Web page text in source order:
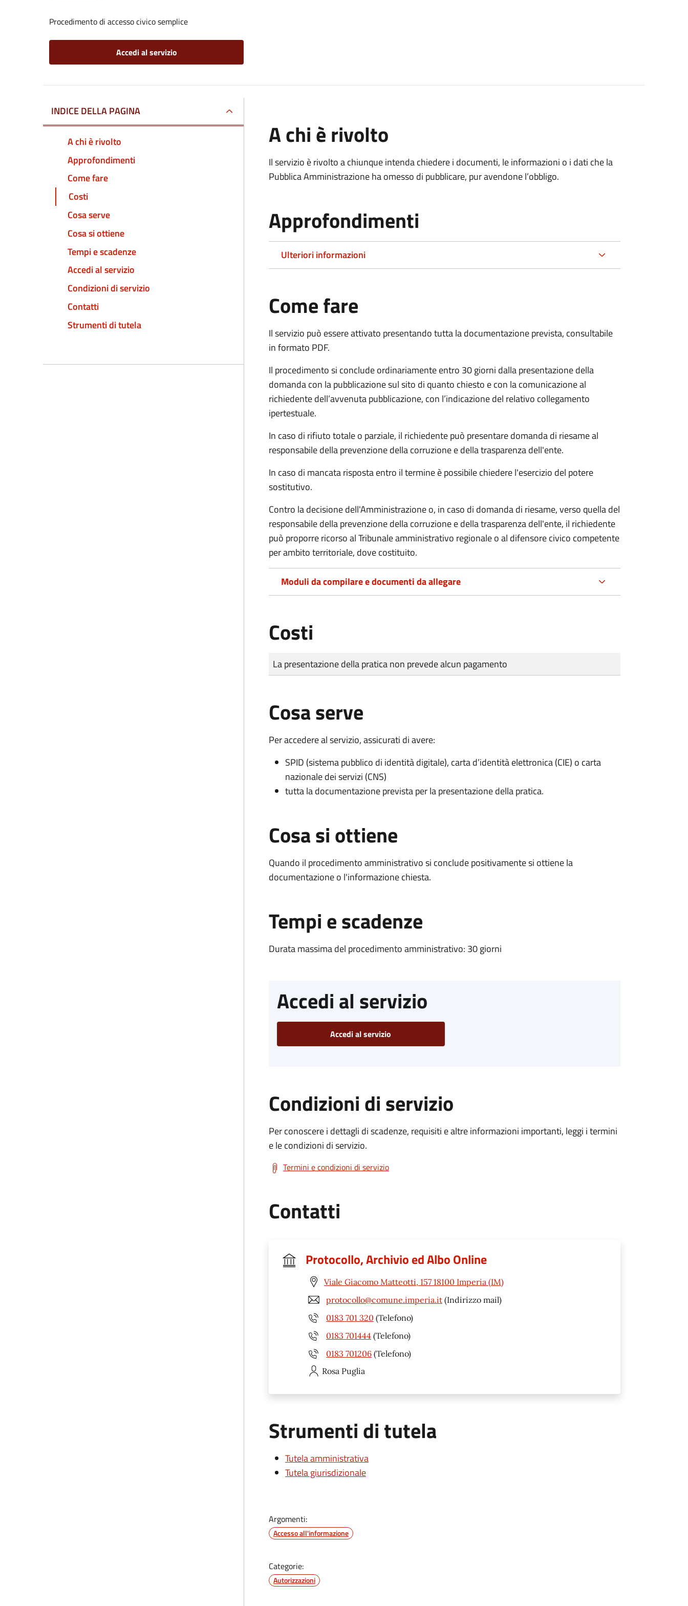
Procedimento di accesso civico semplice
Accedi al servizio
INDICE DELLA PAGINA
A chi è rivolto
Approfondimenti
Come fare
Costi
Cosa serve
Cosa si ottiene
Tempi e scadenze
Accedi al servizio
Condizioni di servizio
Contatti
Strumenti di tutela
A chi è rivolto
Il servizio è rivolto a chiunque intenda chiedere i documenti, le informazioni o i dati che la
Pubblica Amministrazione ha omesso di pubblicare, pur avendone l’obbligo.
Approfondimenti
Ulteriori informazioni
Come fare
Il servizio può essere attivato presentando tutta la documentazione prevista, consultabile
in formato PDF.
Il procedimento si conclude ordinariamente entro 30 giorni dalla presentazione della
domanda con la pubblicazione sul sito di quanto chiesto e con la comunicazione al
richiedente dell’avvenuta pubblicazione, con l’indicazione del relativo collegamento
ipertestuale.
In caso di rifiuto totale o parziale, il richiedente può presentare domanda di riesame al
responsabile della prevenzione della corruzione e della trasparenza dell'ente.
In caso di mancata risposta entro il termine è possibile chiedere l'esercizio del potere
sostitutivo.
Contro la decisione dell'Amministrazione o, in caso di domanda di riesame, verso quella del
responsabile della prevenzione della corruzione e della trasparenza dell'ente, il richiedente
può proporre ricorso al Tribunale amministrativo regionale o al difensore civico competente
per ambito territoriale, dove costituito.
Moduli da compilare e documenti da allegare
Costi
Tipo di pagamento
Importo
La presentazione della pratica non prevede alcun pagamento
Cosa serve
Per accedere al servizio, assicurati di avere:
SPID (sistema pubblico di identità digitale), carta d’identità elettronica (CIE) o carta
nazionale dei servizi (CNS)
tutta la documentazione prevista per la presentazione della pratica.
Cosa si ottiene
Quando il procedimento amministrativo si conclude positivamente si ottiene la
documentazione o l'informazione chiesta.
Tempi e scadenze
Durata massima del procedimento amministrativo: 30 giorni
Accedi al servizio
Accedi al servizio
Condizioni di servizio
Per conoscere i dettagli di scadenze, requisiti e altre informazioni importanti, leggi i termini
e le condizioni di servizio.
Termini e condizioni di servizio
Contatti
Protocollo, Archivio ed Albo Online
Viale Giacomo Matteotti, 157 18100 Imperia (IM)
protocollo@comune.imperia.it (Indirizzo mail)
0183 701 320 (Telefono)
0183 701444 (Telefono)
0183 701206 (Telefono)
Rosa Puglia
Strumenti di tutela
Tutela amministrativa
Tutela giurisdizionale
Argomenti:
Accesso all'informazione
Categorie:
Autorizzazioni